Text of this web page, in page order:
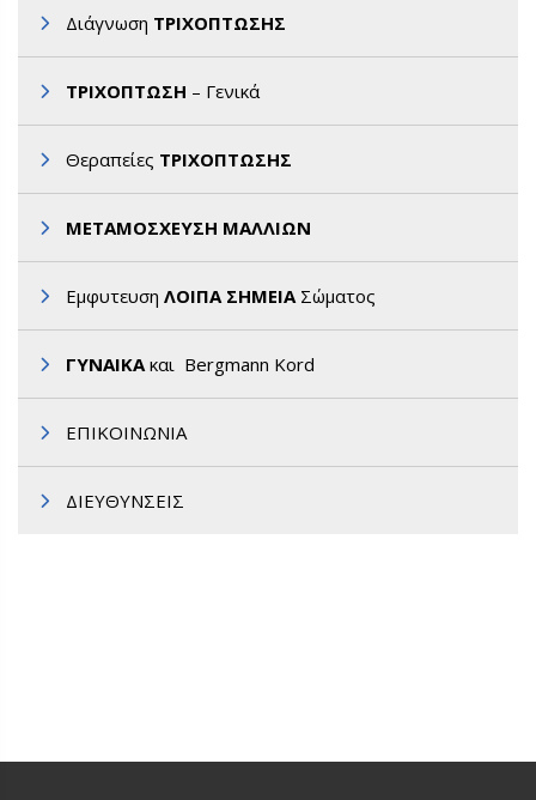
Διάγνωση ΤΡΙΧΟΠΤΩΣΗΣ
ΤΡΙΧΟΠΤΩΣΗ – Γενικά
Θεραπείες ΤΡΙΧΟΠΤΩΣΗΣ
ΜΕΤΑΜΟΣΧΕΥΣΗ ΜΑΛΛΙΩΝ
Εμφυτευση ΛΟΙΠΑ ΣΗΜΕΙΑΣώματος
ΓΥΝΑΙΚΑκαι Bergmann Kord
ΕΠΙΚΟΙΝΩΝΙΑ
ΔΙΕΥΘΥΝΣΕΙΣ